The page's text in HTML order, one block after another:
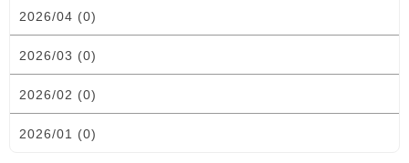
2026/04 (0)
2026/03 (0)
2026/02 (0)
2026/01 (0)